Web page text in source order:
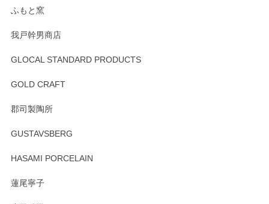
ふもと窯
我戸幹男商店
GLOCAL STANDARD PRODUCTS
GOLD CRAFT
郡司製陶所
GUSTAVSBERG
HASAMI PORCELAIN
蓮尾寧子